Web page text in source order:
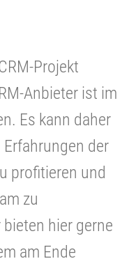
Projekt
Anbieter ist im
Es kann daher
der
profitieren und
zu
hier gerne
am Ende